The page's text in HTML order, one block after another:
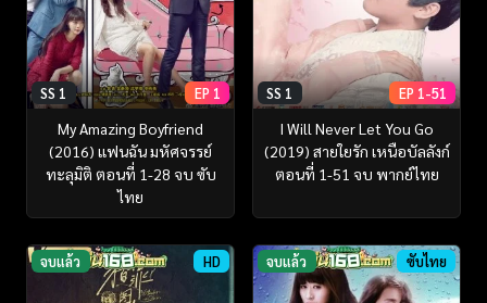
SS 1 EP 1
My Amazing Boyfriend
(2016) แฟนฉัน มหัศจรรย์
ทะลุมิติ ตอนที่ 1-28 จบ ซับ
ไทย
SS 1 EP 1-51
I Will Never Let You Go
(2019) สายใยรัก เหนือบัลลังก์
ตอนที่ 1-51 จบ พากย์ไทย
จบแล้ว HD จบแล้ว ซับไทย